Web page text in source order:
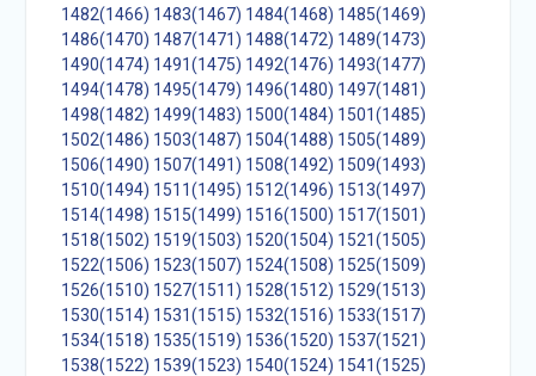
1482(1466) 1483(1467) 1484(1468) 1485(1469)
1486(1470) 1487(1471) 1488(1472) 1489(1473)
1490(1474) 1491(1475) 1492(1476) 1493(1477)
1494(1478) 1495(1479) 1496(1480) 1497(1481)
1498(1482) 1499(1483) 1500(1484) 1501(1485)
1502(1486) 1503(1487) 1504(1488) 1505(1489)
1506(1490) 1507(1491) 1508(1492) 1509(1493)
1510(1494) 1511(1495) 1512(1496) 1513(1497)
1514(1498) 1515(1499) 1516(1500) 1517(1501)
1518(1502) 1519(1503) 1520(1504) 1521(1505)
1522(1506) 1523(1507) 1524(1508) 1525(1509)
1526(1510) 1527(1511) 1528(1512) 1529(1513)
1530(1514) 1531(1515) 1532(1516) 1533(1517)
1534(1518) 1535(1519) 1536(1520) 1537(1521)
1538(1522) 1539(1523) 1540(1524) 1541(1525)